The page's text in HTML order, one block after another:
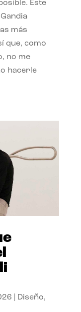
Este
más
que, como
no me
hacerle
Diseño,